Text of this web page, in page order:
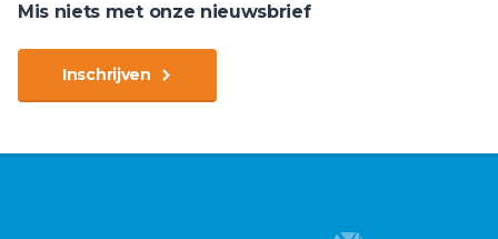
Mis niets met onze nieuwsbrief
Inschrijven